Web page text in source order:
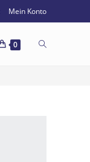
Mein Konto
0